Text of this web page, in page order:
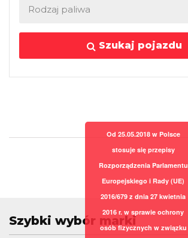
Szukaj pojazdu
Szybki wybór marki
Od 25.05.2018 w Polsce
stosuje się przepisy
Rozporządzenia Parlamentu
Europejskiego i Rady (UE)
2016/679 z dnia 27 kwietnia
2016 r. w sprawie ochrony
osób fizycznych w związku